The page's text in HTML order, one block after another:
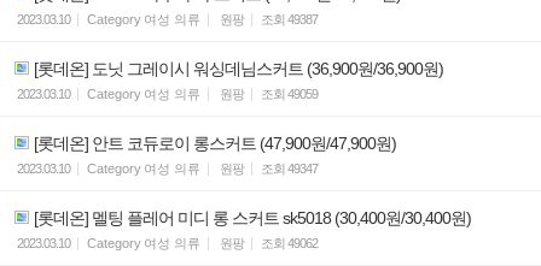
2023.03.10 Category 여성 의류 원팡 조회 49387
[롯데온] 도닛 그레이시 워싱데님스커트 (36,900원/36,900원)
2023.03.10 Category 여성 의류 원팡 조회 49059
[롯데온] 안트 코듀로이 롱스커트 (47,900원/47,900원)
2023.03.10 Category 여성 의류 원팡 조회 49347
[롯데온] 멜팅 플레어 미디 롱 스커트 sk5018 (30,400원/30,400원)
2023.03.10 Category 여성 의류 원팡 조회 49062